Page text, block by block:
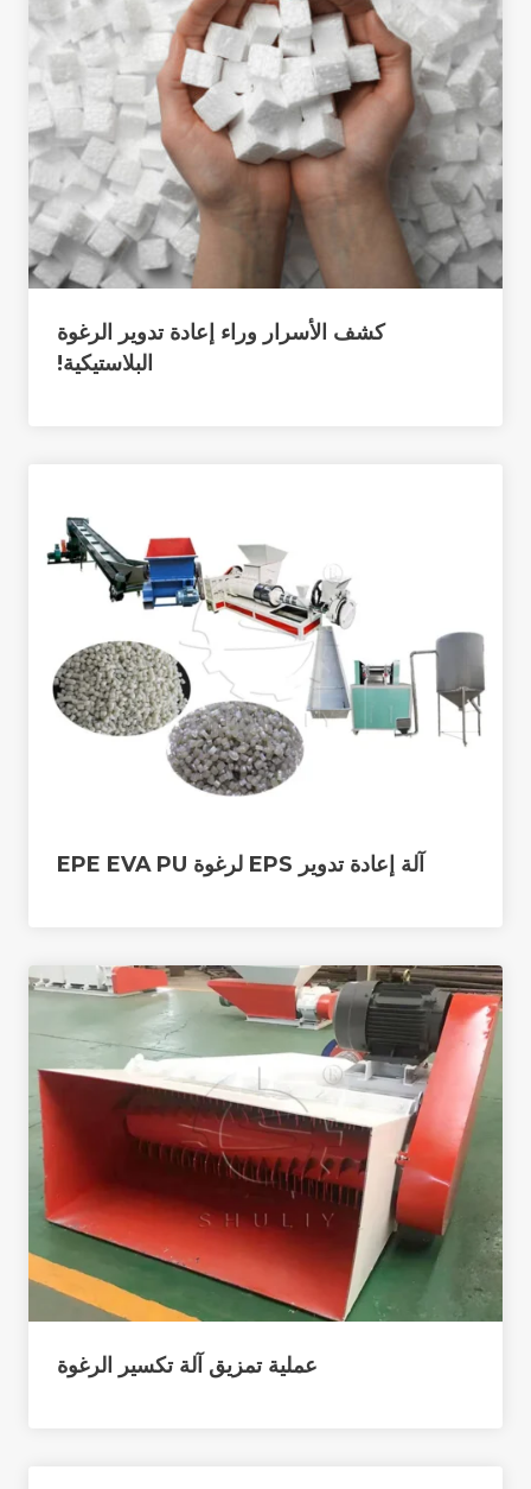
كشف الأسرار وراء إعادة تدوير الرغوة
البلاستيكية!
آلة إعادة تدوير EPS لرغوة EPE EVA PU
عملية تمزيق آلة تكسير الرغوة